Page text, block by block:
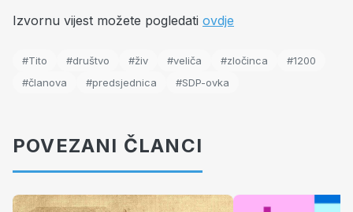
Izvornu vijest možete pogledati ovdje
#Tito #društvo #živ #veliča #zločinca
#1200
#članova
#predsjednica #SDP-ovka
POVEZANI ČLANCI